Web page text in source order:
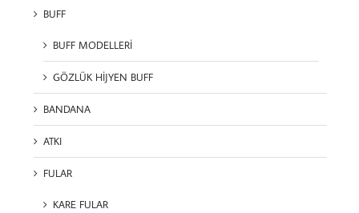
BUFF
BUFF MODELLERİ
GÖZLÜK HİJYEN BUFF
BANDANA
ATKI
FULAR
KARE FULAR